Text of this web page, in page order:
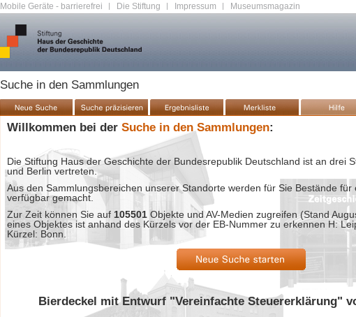
Mobile Geräte - barrierefrei | Die Stiftung | Impressum | Museumsmagazin
Suche in den Sammlungen
Willkommen bei der Suche in den Sammlungen:
Die Stiftung Haus der Geschichte der Bundesrepublik Deutschland ist an drei
und Berlin vertreten.
Aus den Sammlungsbereichen unserer Standorte werden für Sie Bestände
verfügbar gemacht.
Zur Zeit können Sie auf 105501 Objekte und AV-Medien zugreifen (Stand
eines Objektes ist anhand des Kürzels vor der EB-Nummer zu erkennen H:
Kürzel: Bonn.
Bierdeckel mit Entwurf "Vereinfachte Steuererklärung"